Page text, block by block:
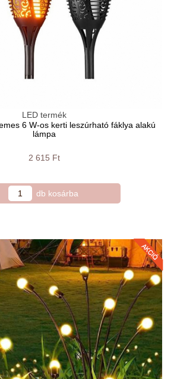
LED termék
6 W-os kerti leszúrható fáklya alakú
lámpa
2 615 Ft